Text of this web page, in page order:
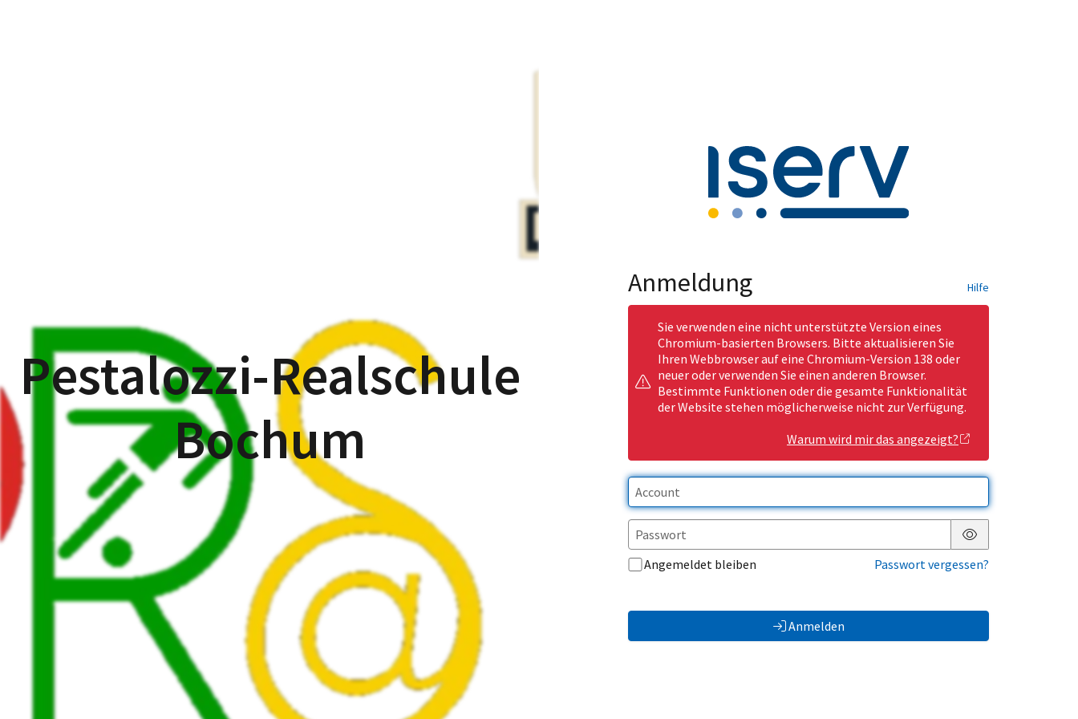
Pestalozzi-Realschule
Bochum
Anmeldung Hilfe
Sie verwenden eine nicht unterstützte Version eines
Chromium-basierten Browsers. Bitte aktualisieren Sie
Ihren Webbrowser auf eine Chromium-Version 138 oder
neuer oder verwenden Sie einen anderen Browser.
Bestimmte Funktionen oder die gesamte Funktionalität
der Website stehen möglicherweise nicht zur Verfügung.
Warum wird mir das angezeigt?
Passwort anzeigen
Angemeldet bleiben
Passwort vergessen?
Anmelden